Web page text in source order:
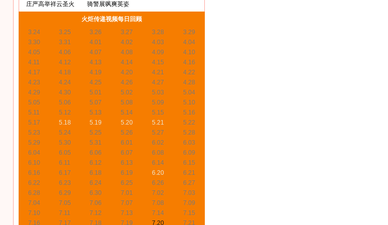
庄严高举祥云圣火
骑警展飒爽英姿
火炬传递视频每日回顾
3.24
3.25 3.26 3.27 3.28
3.29
3.30
3.31 4.01 4.02 4.03
4.04
4.05
4.06 4.07 4.08 4.09
4.10
4.11
4.12 4.13 4.14 4.15
4.16
4.17
4.18 4.19 4.20 4.21
4.22
4.23
4.24 4.25 4.26 4.27
4.28
4.29
4.30 5.01 5.02 5.03
5.04
5.05
5.06 5.07 5.08 5.09
5.10
5.11
5.12 5.13 5.14 5.15
5.16
5.17
5.18 5.19 5.20 5.21
5.22
5.23
5.24 5.25 5.26 5.27
5.28
5.29
5.30 5.31 6.01 6.02
6.03
6.04
6.05 6.06 6.07 6.08
6.09
6.10
6.11 6.12 6.13 6.14
6.15
6.16
6.17 6.18 6.19 6.20
6.21
6.22
6.23 6.24 6.25 6.26
6.27
6.28
6.29 6.30 7.01 7.02
7.03
7.04
7.05 7.06 7.07 7.08
7.09
7.10
7.11 7.12 7.13 7.14
7.15
7.16
7.17 7.18 7.19 7.20
7.21